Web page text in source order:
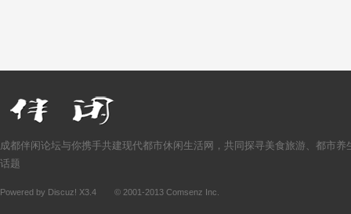
成都伴闲论坛与你携手共建现代都市休闲生活网，共同探寻美食旅游、都市养
话题
Powered by Discuz! X3.4 © 2001-2013 Comsenz Inc.